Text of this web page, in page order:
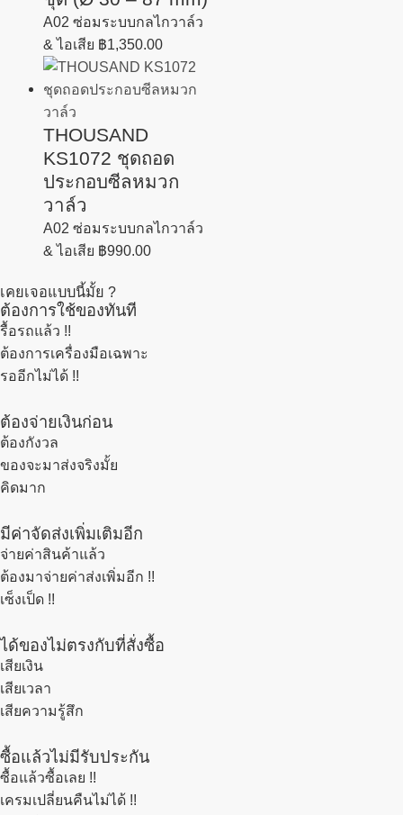
A02 ซ่อมระบบกลไกวาล์ว
& ไอเสีย ฿1,350.00
THOUSAND
KS1072 ชุดถอด
ประกอบซีลหมวก
วาล์ว
A02 ซ่อมระบบกลไกวาล์ว
& ไอเสีย ฿990.00
เคยเจอแบบนี้มั้ย ?
ต้องการใช้ของทันที
รื้อรถแล้ว !!
ต้องการเครื่องมือเฉพาะ
รออีกไม่ได้ !!
ต้องจ่ายเงินก่อน
ต้องกังวล
ของจะมาส่งจริงมั้ย
คิดมาก
มีค่าจัดส่งเพิ่มเติมอีก
จ่ายค่าสินค้าแล้ว
ต้องมาจ่ายค่าส่งเพิ่มอีก !!
เซ็งเป็ด !!
ได้ของไม่ตรงกับที่สั่งซื้อ
เสียเงิน
เสียเวลา
เสียความรู้สึก
ซื้อแล้วไม่มีรับประกัน
ซื้อแล้วซื้อเลย !!
เครมเปลี่ยนคืนไม่ได้ !!